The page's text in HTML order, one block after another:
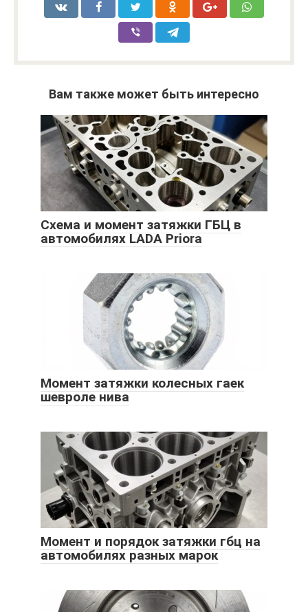
Вам также может быть интересно
Схема и момент затяжки ГБЦ в
автомобилях LADA Priora
Момент затяжки колесных гаек
шевроле нива
Момент и порядок затяжки гбц на
автомобилях разных марок